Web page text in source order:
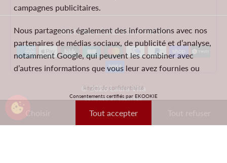
© 2026 Laura Vita
DESIGNED BY LOBSTTER
MENTIONS LÉGALESCGVCONTACT
campagnes publicitaires.
Nous partageons également des informations avec nos
partenaires de médias sociaux, de publicité et d’analyse,
notamment Google, qui peuvent les combiner avec
d’autres informations que vous leur avez fournies ou
services.
Ces données peuvent notamment être utilisées à des
fins de personnalisation des annonces. Vous pouvez
Règles de confidentialité
Consentements certifiés par EKOOKIE
Choisir Tout accepter